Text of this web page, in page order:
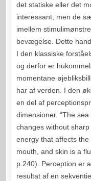
det statiske eller det
interessant, men de
imellem
bevægelse. Dette
I den klassiske
og derfor er
momentane
har af verden. I den
en del af
dimensioner. “The
changes without
energy that affects the
mouth, and skin is a
p.240). Perception er
resultat af en